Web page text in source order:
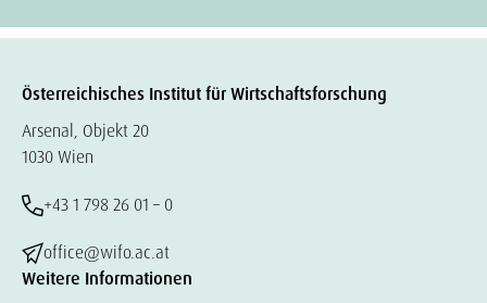
Österreichisches Institut für Wirtschaftsforschung
Arsenal, Objekt 20
1030 Wien
+43 1 798 26 01 – 0
office@wifo.ac.at
Weitere Informationen